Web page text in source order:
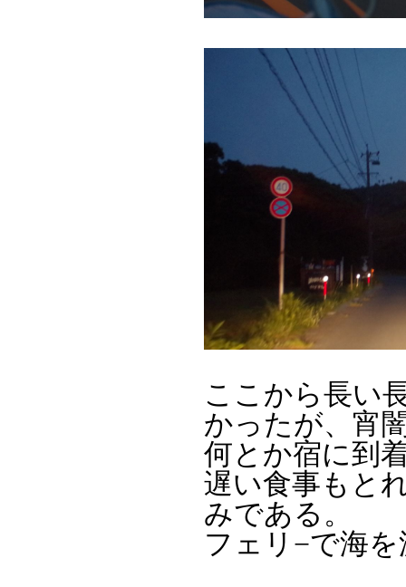
ここから長い
かったが、宵
何とか宿に到
遅い食事もと
みである。
フェリ−で海